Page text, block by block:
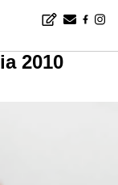
from The World
2010